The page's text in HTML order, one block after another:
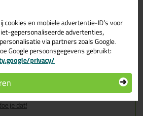
en op werkdagen besteld = morgen in
de toepassing en kenmerken van dit
dit product >
Soudal Silirub 2S
dit product gebruikt:
je dat!
cookies en mobiele advertentie-ID’s voor
gepersonaliseerde advertenties,
via partners zoals Google.
Google persoonsgegevens gebruikt:
privacy/